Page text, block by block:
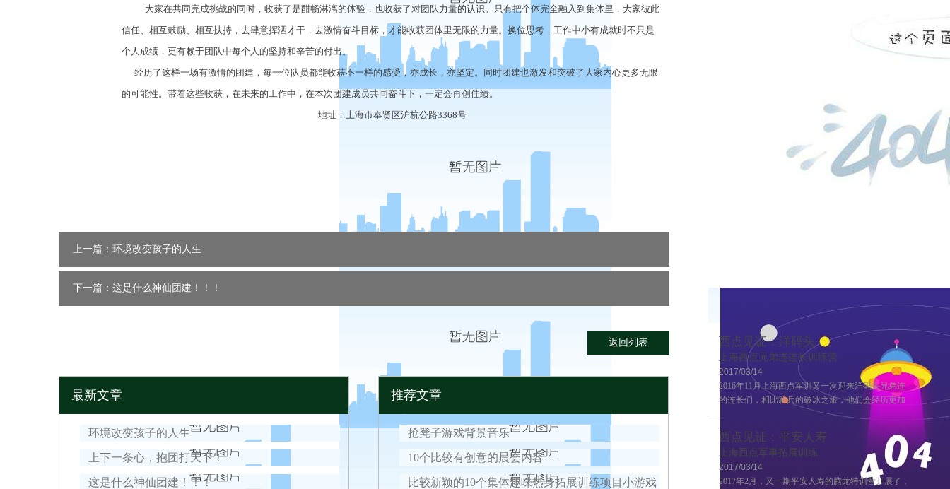
大家在共同完成挑战的同时，收获了是酣畅淋漓的体验，也收获了对团队力量的认识。只有把个体完全融入到集体里，大家彼此
信任、相互鼓励、相互扶持，去肆意挥洒才干，去激情奋斗目标，才能收获团体里无限的力量。换位思考，工作中小有成就时不只是
个人成绩，更有赖于团队中每个人的坚持和辛苦的付出。
经历了这样一场有激情的团建，每一位队员都能收获不一样的感受，亦成长，亦坚定。同时团建也激发和突破了大家内心更多无限
的可能性。带着这些收获，在未来的工作中，在本次团建成员共同奋斗下，一定会再创佳绩。
地址：上海市奉贤区沪杭公路3368号
上一篇：环境改变孩子的人生
下一篇：这是什么神仙团建！！！
返回列表
最新文章
环境改变孩子的人生
上下一条心，抱团打天下！
这是什么神仙团建！！！
推荐文章
抢凳子游戏背景音乐
10个比较有创意的晨会内容
比较新颖的10个集体趣味热身拓展训练项目小游戏
西点见证：洋码头
上海西点兄弟连连长训练营
2017/03/14
2016年11月上海西点军训又一次迎来洋码头兄弟连
的连长们，相比新兵的破冰之旅，他们会经历更加
严格的训练，这也是兄弟连连长训练的第二期，来
西点见证：平安人寿
上海西点军事拓展训练
2017/03/14
2017年2月，又一期平安人寿的腾龙特训营开展了，